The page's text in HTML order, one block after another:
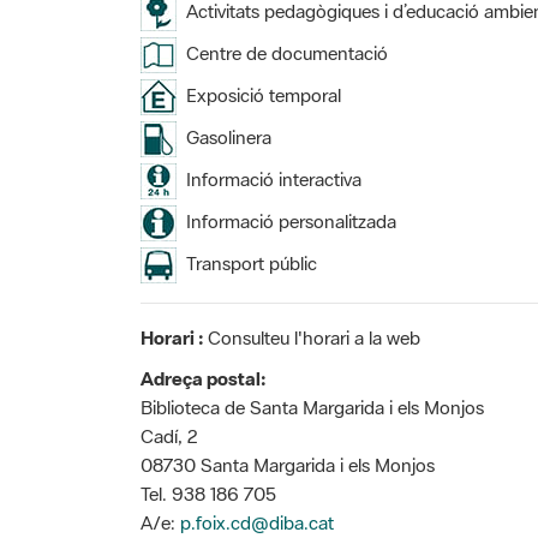
Activitats pedagògiques i d’educació
Centre de documentació
Exposició temporal
Gasolinera
Informació interactiva
Informació personalitzada
Transport públic
Horari : Consulteu l'horari a la web
Adreça postal:
Biblioteca de Santa Margarida i els Monjos
Cadí, 2
08730 Santa Margarida i els Monjos
Tel. 938 186 705
A/e: p.foix.cd@diba.cat